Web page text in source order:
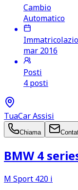
Cambio
Automatico
mar 2016
Posti
4 posti
TuaCar Assisi
Chiama
BMW 4
M Sport 420 i